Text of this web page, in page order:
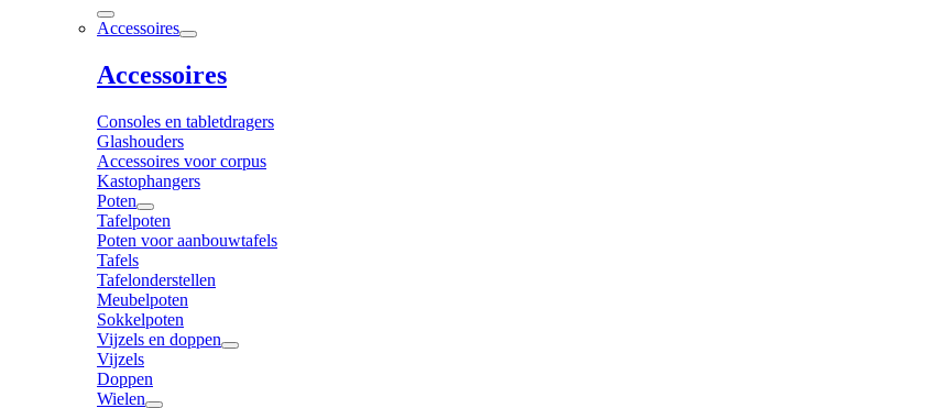
Accessoires
Accessoires
Consoles en tabletdragers
Glashouders
Accessoires voor corpus
Kastophangers
Poten
Tafelpoten
Poten voor aanbouwtafels
Tafels
Tafelonderstellen
Meubelpoten
Sokkelpoten
Vijzels en doppen
Vijzels
Doppen
Wielen